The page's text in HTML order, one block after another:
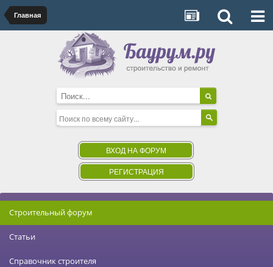
Главная
ВХОД НА ФОРУМ
РЕГИСТРАЦИЯ
Строительный форум
Статьи
Справочник строителя